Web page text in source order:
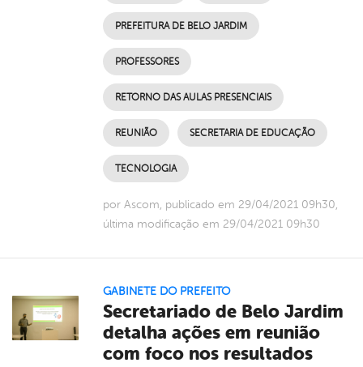
PREFEITURA DE BELO JARDIM
PROFESSORES
RETORNO DAS AULAS PRESENCIAIS
REUNIÃO SECRETARIA DE EDUCAÇÃO
TECNOLOGIA
por Ascom, publicado em 29/04/2021 09h30,
última modificação em 29/04/2021 09h30
GABINETE DO PREFEITO
Secretariado de Belo Jardim
detalha ações em reunião
com foco nos resultados